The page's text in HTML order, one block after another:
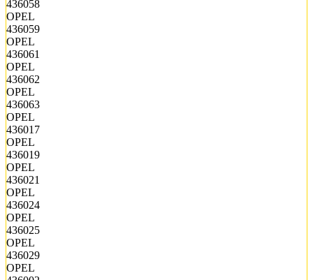
436058
OPEL
436059
OPEL
436061
OPEL
436062
OPEL
436063
OPEL
436017
OPEL
436019
OPEL
436021
OPEL
436024
OPEL
436025
OPEL
436029
OPEL